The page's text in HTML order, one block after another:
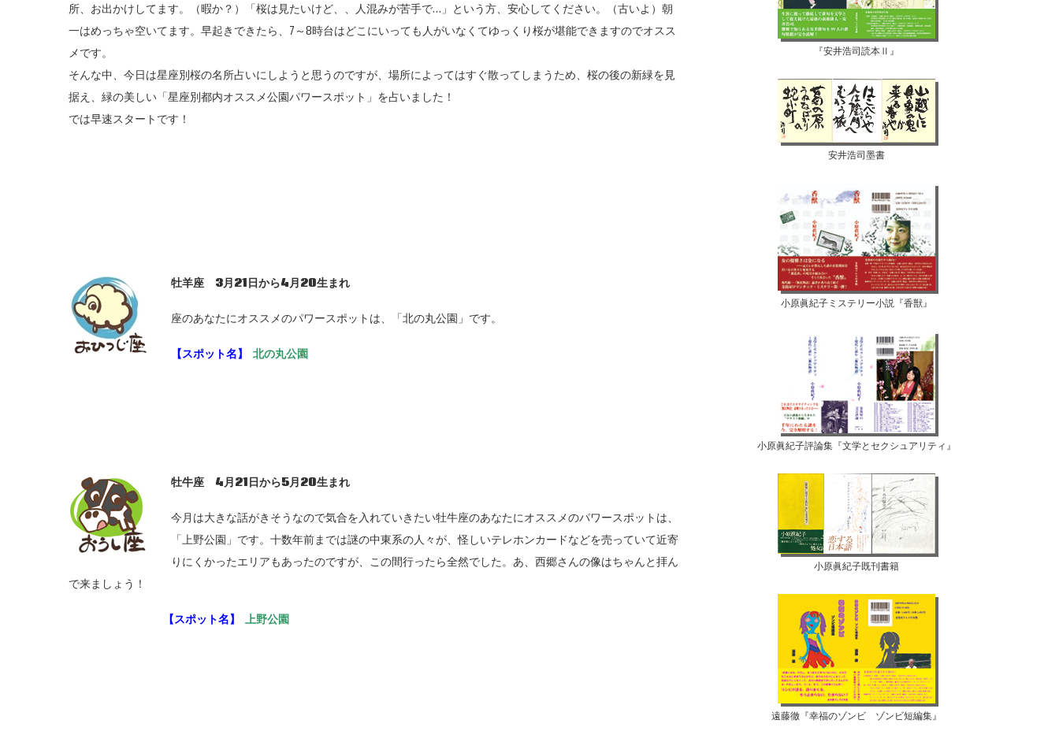
所、お出かけしてます。（暇か？）「桜は見たいけど、、人混みが苦手で…」という方、安心してください。（古いよ）朝
一はめっちゃ空いてます。早起きできたら、7～8時台はどこにいっても人がいなくてゆっくり桜が堪能できますのでオスス
メです。
そんな中、今日は星座別桜の名所占いにしようと思うのですが、場所によってはすぐ散ってしまうため、桜の後の新緑を見
据え、緑の美しい「星座別都内オススメ公園パワースポット」を占いました！
では早速スタートです！
牡羊座 3月21日から4月20生まれ
座のあなたにオススメのパワースポットは、「北の丸公園」です。
【スポット名】 北の丸公園
牡牛座 4月21日から5月20生まれ
今月は大きな話がきそうなので気合を入れていきたい牡牛座のあなたにオススメのパワースポットは、
「上野公園」です。十数年前までは謎の中東系の人々が、怪しいテレホンカードなどを売っていて近寄
りにくかったエリアもあったのですが、この間行ったら全然でした。あ、西郷さんの像はちゃんと拝ん
で来ましょう！
【スポット名】 上野公園
『安井浩司読本Ⅱ』
安井浩司墨書
小原眞紀子ミステリー小説『香獣』
小原眞紀子評論集『文学とセクシュアリティ』
小原眞紀子既刊書籍
遠藤徹『幸福のゾンビ ゾンビ短編集』